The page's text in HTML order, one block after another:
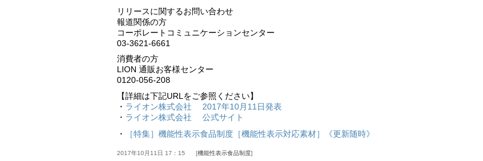
リリースに関するお問い合わせ
報道関係の方
コーポレートコミュニケーションセンター
03-3621-6661
消費者の方
LION 通販お客様センター
0120-056-208
【詳細は下記URLをご参照ください】
・ ライオン株式会社 2017年10月11日発表
・ ライオン株式会社 公式サイト
・
［特集］機能性表示食品制度［機能性表示対応素材］《更新随時》
2017年10月11日 17：15 機能性表示食品制度